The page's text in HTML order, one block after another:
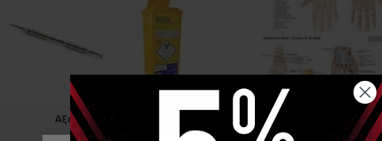
Αξεσουάρ Βελονισμού Χάρτες- Μοντέλα